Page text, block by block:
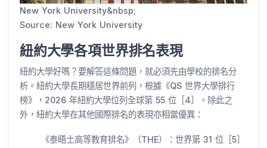
New York University&nbsp;
Source: New York University
紐約大學各項世界排名表現
紐約大學好嗎？要解答這條問題，就必須先由學校的排名分
析。紐約大學長期穩居世界前列，根據《QS 世界大學排行
榜》，2026 年紐約大學位列全球第 55 位［4］。除此之
外，紐約大學在其他國際排名的表現亦相當優異：
《泰晤士高等教育排名》（THE）：世界第 31 位［5］